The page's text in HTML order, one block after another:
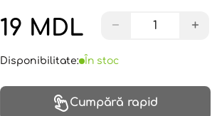
19 MDL − +
Disponibilitate: În stoc
Cumpără rapid